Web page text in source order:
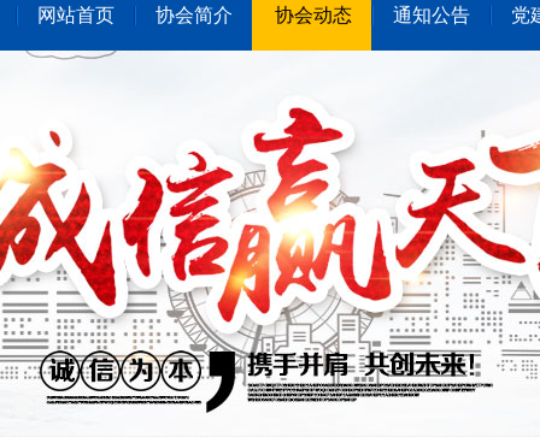
网站首页 协会简介 协会动态 通知公告 党